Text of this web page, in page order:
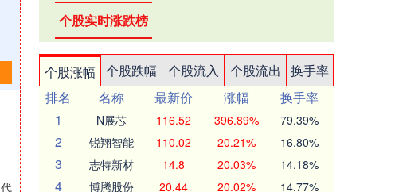
个股实时涨跌榜
个股涨幅 个股跌幅 个股流入 个股流出
换手率
排名
名称 最新价 涨幅
换手率
1
N展芯 116.52 396.89% 79.39%
2 锐翔智能 110.02 20.21% 16.80%
3 志特新材 14.8 20.03% 14.18%
4 博腾股份 20.44 20.02% 14.77%